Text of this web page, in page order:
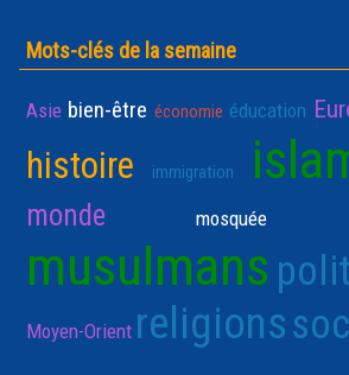
Mots-clés de la semaine
Asie bien-être économie éducation
histoire immigration
monde mosquée
musulmans
Moyen-Orient religions